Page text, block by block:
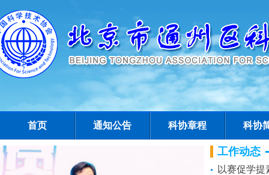
首页 通知公告 科协章程 科协
工作动态
以赛促学